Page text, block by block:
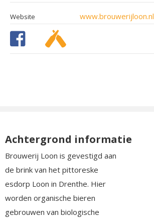
Website www.brouwerijloon.nl
Achtergrond informatie
Brouwerij Loon is gevestigd aan
de brink van het pittoreske
esdorp Loon in Drenthe. Hier
worden organische bieren
gebrouwen van biologische